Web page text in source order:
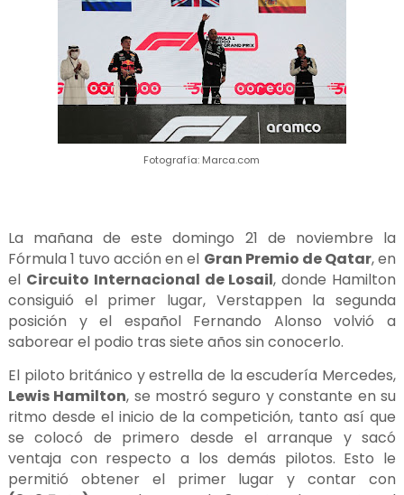
Fotografía: Marca.com
La mañana de este domingo 21 de noviembre la
Fórmula 1 tuvo acción en el Gran Premio de Qatar, en
el Circuito Internacional de Losail, donde Hamilton
consiguió el primer lugar, Verstappen la segunda
posición y el español Fernando Alonso volvió a
saborear el podio tras siete años sin conocerlo.
El piloto británico y estrella de la escudería Mercedes,
Lewis Hamilton, se mostró seguro y constante en su
ritmo desde el inicio de la competición, tanto así que
se colocó de primero desde el arranque y sacó
ventaja con respecto a los demás pilotos. Esto le
permitió obtener el primer lugar y contar con